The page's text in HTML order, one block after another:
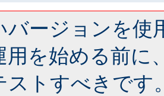
バージョンを使
用を始める前に
ストすべきです